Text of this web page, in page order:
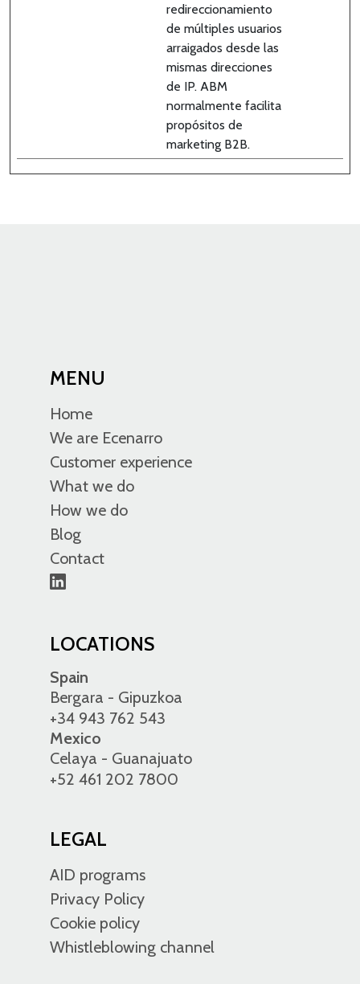
redireccionamiento
de múltiples usuarios
arraigados desde las
mismas direcciones
de IP. ABM
normalmente facilita
propósitos de
marketing B2B.
MENU
Home
We are Ecenarro
Customer experience
What we do
How we do
Blog
Contact
LOCATIONS
Spain
Bergara - Gipuzkoa
+34 943 762 543
Mexico
Celaya - Guanajuato
+52 461 202 7800
LEGAL
AID programs
Privacy Policy
Cookie policy
Whistleblowing channel